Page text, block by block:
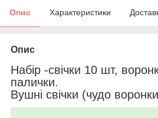
Опис Характеристики
Опис
Набір -свічки 10 шт,
палички.
Вушні свічки (чудо